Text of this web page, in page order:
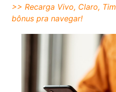
>> Recarga Vivo, Claro, Tim
bônus pra navegar!